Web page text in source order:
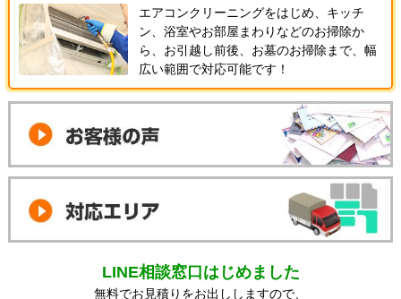
エアコンクリーニングをはじめ、キッチ
ン、浴室やお部屋まわりなどのお掃除か
ら、お引越し前後、お墓のお掃除まで、幅
広い範囲で対応可能です！
LINE相談窓口はじめました
無料でお見積りをお出ししますので、